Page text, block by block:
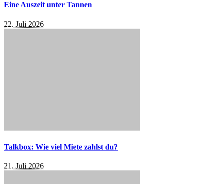
Eine Auszeit unter Tannen
22. Juli 2026
Talkbox: Wie viel Miete zahlst du?
21. Juli 2026